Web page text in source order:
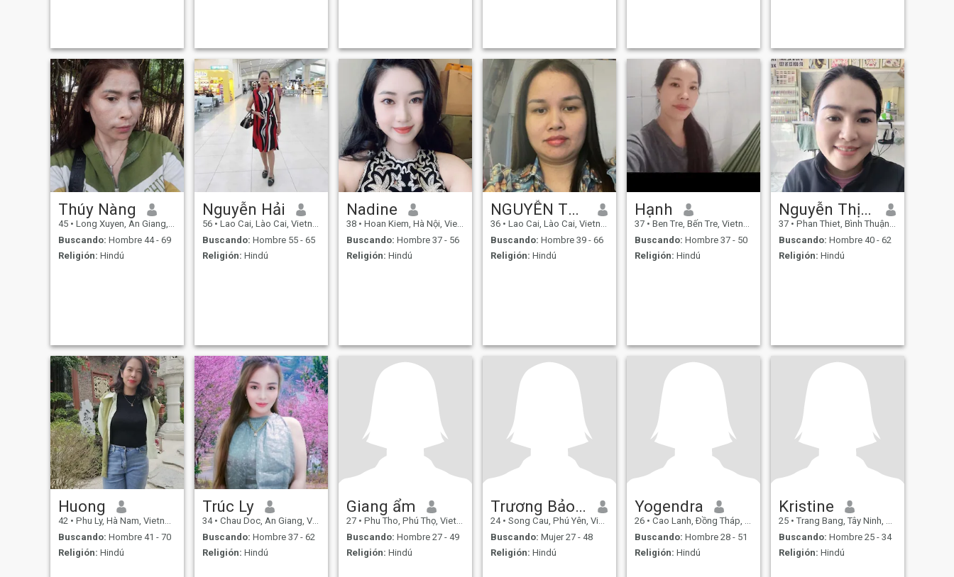
Thúy Nàng
45 • Long Xuyen, An Giang, Vietnam
Buscando: Hombre 44 - 69
Religión: Hindú
Nguyễn Hải
56 • Lao Cai, Lào Cai, Vietnam
Buscando: Hombre 55 - 65
Religión: Hindú
Nadine
38 • Hoan Kiem, Hà Nội, Vietnam
Buscando: Hombre 37 - 56
Religión: Hindú
NGUYỄN THỊ HƯƠNG GIANG
36 • Lao Cai, Lào Cai, Vietnam
Buscando: Hombre 39 - 66
Religión: Hindú
Hạnh
37 • Ben Tre, Bến Tre, Vietnam
Buscando: Hombre 37 - 50
Religión: Hindú
Nguyễn Thị Kim Liên
37 • Phan Thiet, Bình Thuận, Vietnam
Buscando: Hombre 40 - 62
Religión: Hindú
Huong
42 • Phu Ly, Hà Nam, Vietnam
Buscando: Hombre 41 - 70
Religión: Hindú
Trúc Ly
34 • Chau Doc, An Giang, Vietnam
Buscando: Hombre 37 - 62
Religión: Hindú
Giang ẩm
27 • Phu Tho, Phú Thọ, Vietnam
Buscando: Hombre 27 - 49
Religión: Hindú
Trương Bảo Trâm
24 • Song Cau, Phú Yên, Vietnam
Buscando: Mujer 27 - 48
Religión: Hindú
Yogendra
26 • Cao Lanh, Ðồng Tháp, Vietnam
Buscando: Hombre 28 - 51
Religión: Hindú
Kristine
25 • Trang Bang, Tây Ninh, Vietnam
Buscando: Hombre 25 - 34
Religión: Hindú